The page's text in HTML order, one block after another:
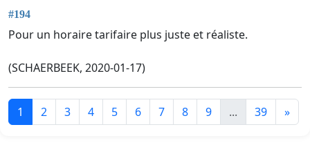
#194
Pour un horaire tarifaire plus juste et réaliste.
(SCHAERBEEK, 2020-01-17)
1 2 3 4 5 6 7 8 9 ... 39 »